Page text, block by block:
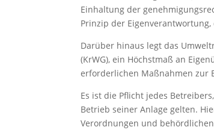
Einhaltung der
Prinzip der
Darüber hinaus legt das
(KrWG), ein Höchstmaß an
erforderlichen Maßnahmen zur
Es ist die Pflicht jedes
Betrieb seiner Anlage gelten.
Verordnungen und